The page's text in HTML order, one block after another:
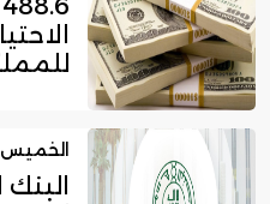
الخميس ٠٦ / أغسطس / ٢٠٢٦